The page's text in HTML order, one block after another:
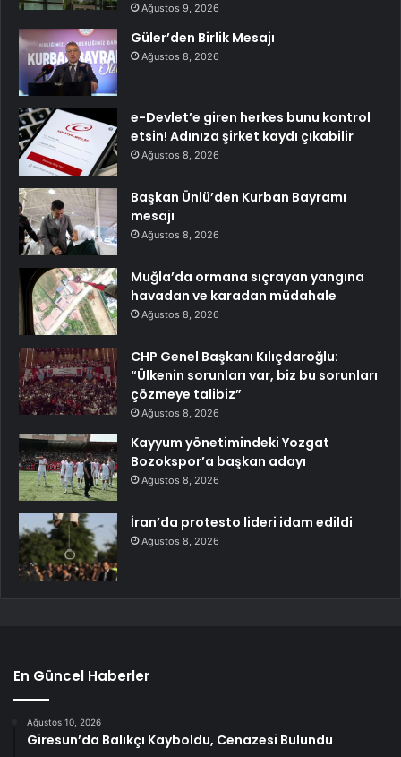
Ağustos 9, 2026
Güler’den Birlik Mesajı
Ağustos 8, 2026
e-Devlet’e giren herkes bunu kontrol
etsin! Adınıza şirket kaydı çıkabilir
Ağustos 8, 2026
Başkan Ünlü’den Kurban Bayramı
mesajı
Ağustos 8, 2026
Muğla’da ormana sıçrayan yangına
havadan ve karadan müdahale
Ağustos 8, 2026
CHP Genel Başkanı Kılıçdaroğlu:
“Ülkenin sorunları var, biz bu sorunları
çözmeye talibiz”
Ağustos 8, 2026
Kayyum yönetimindeki Yozgat
Bozokspor’a başkan adayı
Ağustos 8, 2026
İran’da protesto lideri idam edildi
Ağustos 8, 2026
En Güncel Haberler
Ağustos 10, 2026
Giresun’da Balıkçı Kayboldu, Cenazesi Bulundu